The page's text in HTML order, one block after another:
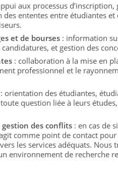
aux processus d’inscription,
ententes entre étudiantes et
et de bourses : information
et gestion des
: collaboration à la mise en
professionnel et le
: orientation des étudiantes,
question liée à leurs
des conflits : en cas de
comme point de contact
les services adéquats. Nous
environnement de recherche